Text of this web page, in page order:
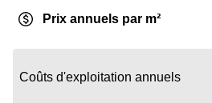
Prix annuels par m²
Coûts d'exploitation annuels